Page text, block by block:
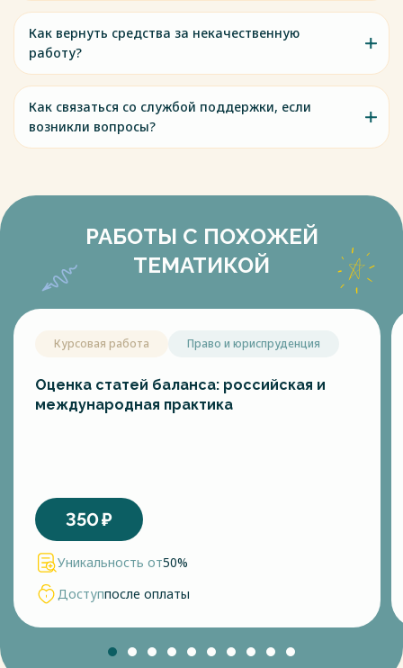
Как вернуть средства за некачественную
работу?
Как связаться со службой поддержки, если
возникли вопросы?
РАБОТЫ С ПОХОЖЕЙ
ТЕМАТИКОЙ
Курсовая работа Право и юриспруденция
Оценка статей баланса: российская и
международная практика
350₽
Уникальность от50%
Доступпосле оплаты